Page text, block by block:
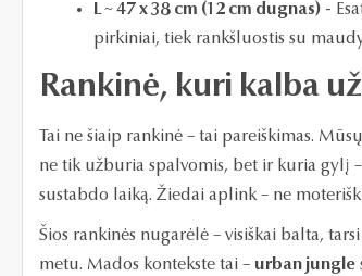
L ~ 47 x 38 cm (12 cm dugnas) -
pirkiniai, tiek rankšluostis su
Rankinė, kuri kalba
Tai ne šiaip rankinė – tai pareiškimas.
ne tik užburia spalvomis, bet ir kuria gylį
sustabdo laiką. Žiedai aplink – ne
Šios rankinės nugarėlė – visiškai balta,
metu. Mados kontekste tai – urban jungle